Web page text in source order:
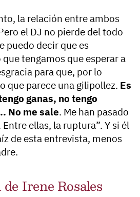
la relación entre ambos
el DJ no pierde del todo
puedo decir que es
tengamos que esperar a
para que, por lo
que parece una gilipollez. Es
ganas, no tengo
No me sale. Me han pasado
ellas, la ruptura”. Y si él
de esta entrevista, menos
Irene Rosales